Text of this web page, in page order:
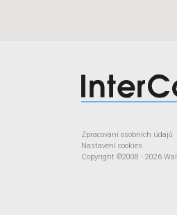
Zpracování osobních údajů
Nastavení cookies
Copyright ©2008 - 2026